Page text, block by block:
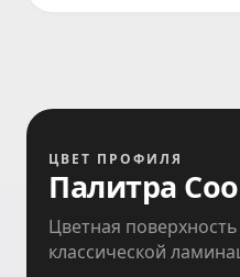
ЦВЕТ ПРОФИЛЯ
Палитра
Цветная
классической